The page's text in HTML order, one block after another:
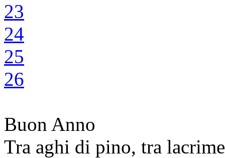
23
24
25
26
Buon Anno
Tra aghi di pino, tra